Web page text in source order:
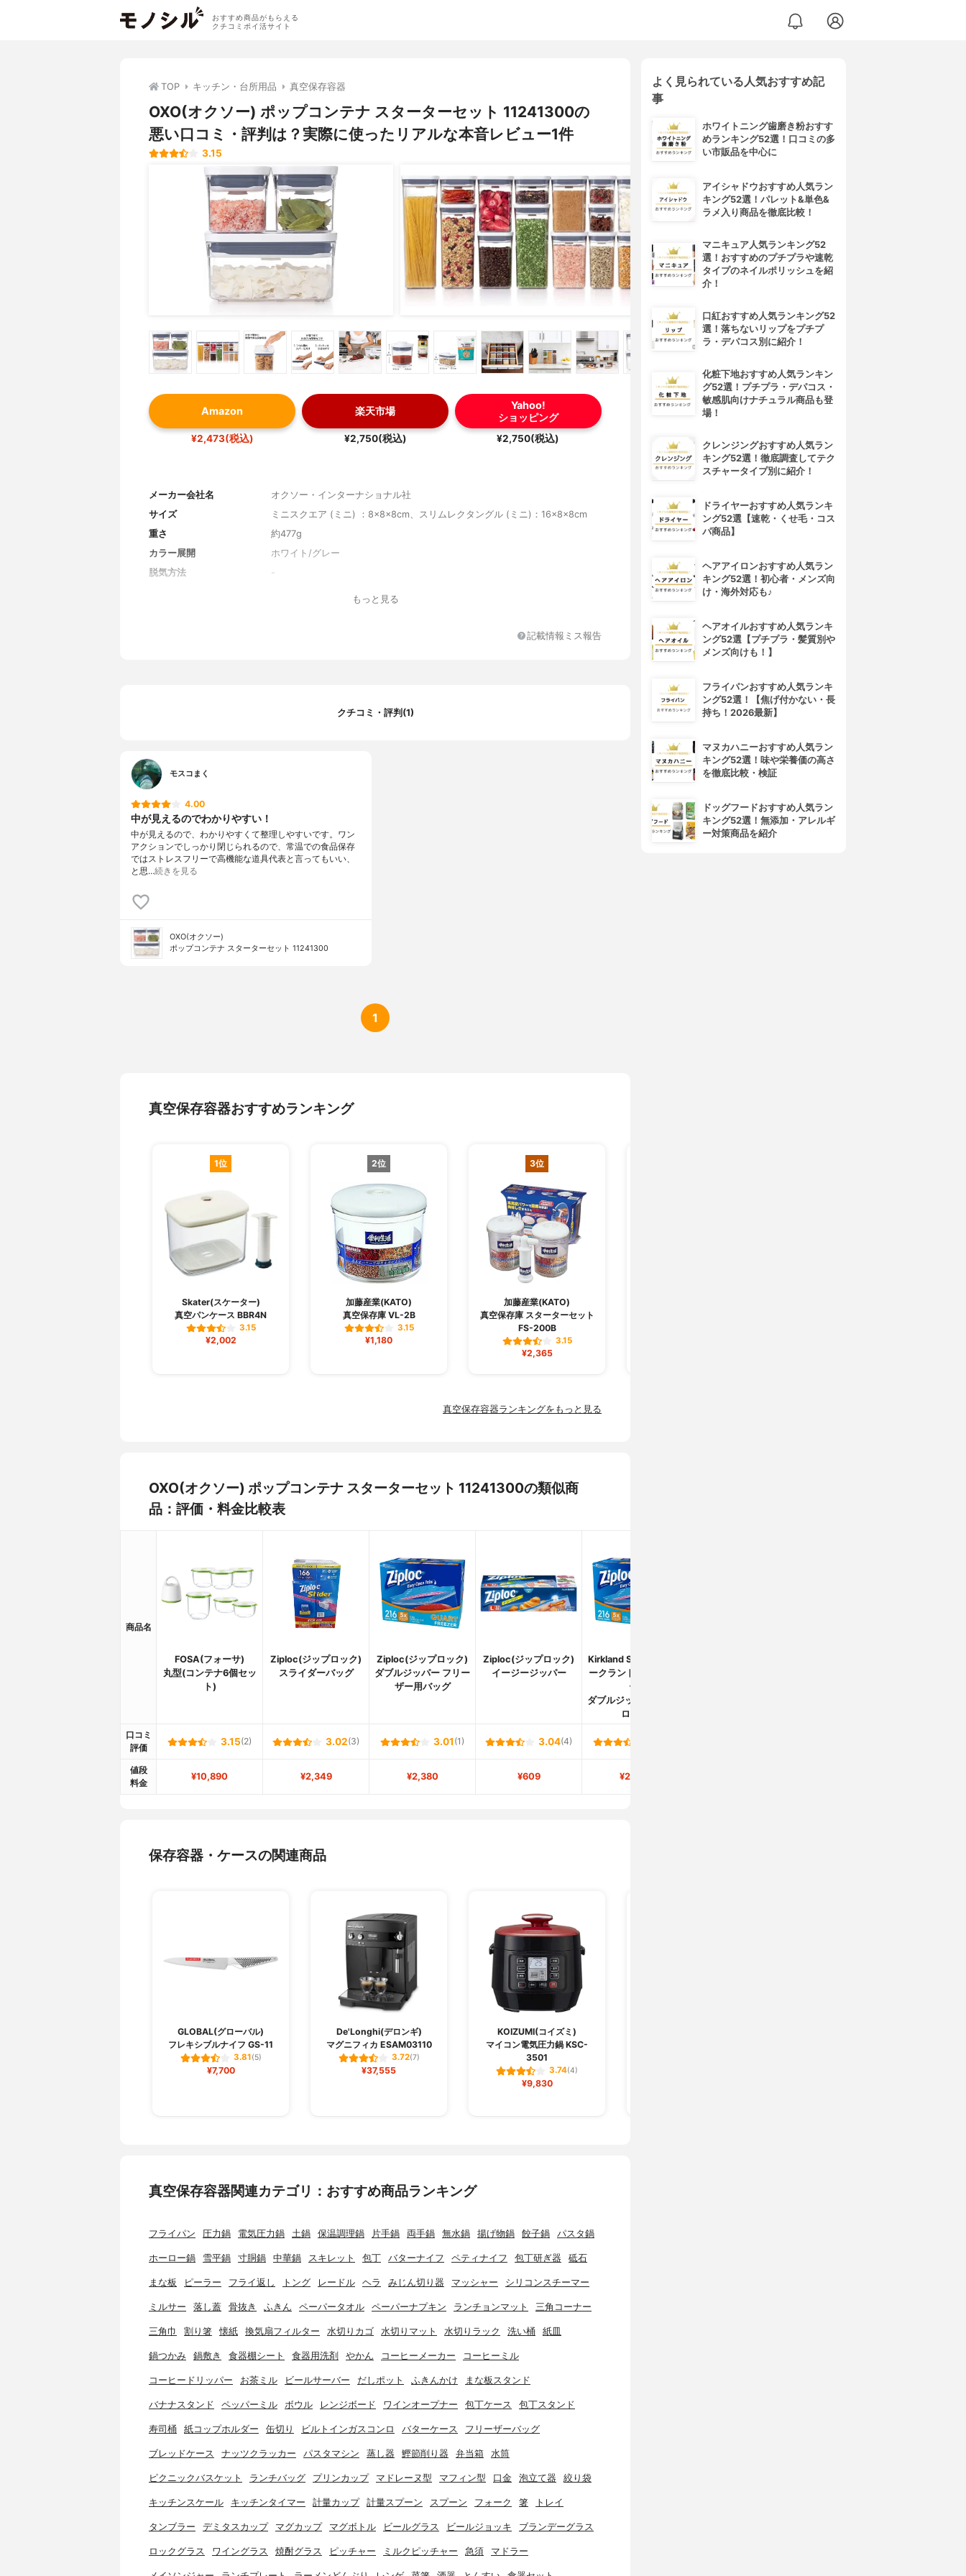
おすすめ商品がもらえる
クチコミポイ活サイト
TOP キッチン・台所用品 真空保存容器
OXO(オクソー) ポップコンテナ スターターセット 11241300の
悪い口コミ・評判は？実際に使ったリアルな本音レビュー1件
3.15
Amazon
¥2,473(税込)
楽天市場
¥2,750(税込)
Yahoo!
ショッピング
¥2,750(税込)
メーカー会社名
オクソー・インターナショナル社
サイズ
ミニスクエア (ミニ) ：8×8×8cm、スリムレクタングル (ミニ)：16×8×8cm
重さ
約477g
カラー展開
ホワイト/グレー
脱気方法
容器：AS樹脂、フタ：ABS樹脂・ポリアセタール・ステンレス鋼・ポリプロピ
レン・シリコーンゴム
もっと見る
記載情報ミス報告
クチコミ・評判(1)
モスコまく
4.00
中が見えるのでわかりやすい！
中が見えるので、わかりやすくて整理しやすいです。ワン
アクションでしっかり閉じられるので、常温での食品保存
ではストレスフリーで高機能な道具代表と言ってもいい、
と思…続きを見る
OXO(オクソー)
ポップコンテナ スターターセット 11241300
1
真空保存容器おすすめランキング
1位
Skater(スケーター)
真空パンケース BBR4N
3.15
¥2,002
2位
加藤産業(KATO)
真空保存庫 VL-2B
3.15
¥1,180
3位
加藤産業(KATO)
真空保存庫 スターターセット
FS-200B
3.15
¥2,365
真空保存容器ランキングをもっと見る
OXO(オクソー) ポップコンテナ スターターセット 11241300の類似商
品：評価・料金比較表
商品名
FOSA(フォーサ)
丸型(コンテナ6個セッ
ト)
Ziploc(ジップロック)
スライダーバッグ
Ziploc(ジップロック)
ダブルジッパー フリー
ザー用バッグ
Ziploc(ジップロック)
イージージッパー
Kirkland Signature(カ
ークランドシグネチャ
ー)
ダブルジッパー ジップ
ロック
口コミ
評価
3.15(2) 3.02(3) 3.01 (1) 3.04(4)
値段
料金
¥10,890 ¥2,349 ¥2,380 ¥609 ¥2,980
保存容器・ケースの関連商品
GLOBAL(グローバル)
フレキシブルナイフ GS-11
3.81(5)
¥7,700
De'Longhi(デロンギ)
マグニフィカ ESAM03110
3.72(7)
¥37,555
KOIZUMI(コイズミ)
マイコン電気圧力鍋 KSC-
3501
3.74(4)
¥9,830
真空保存容器関連カテゴリ：おすすめ商品ランキング
フライパン 圧力鍋 電気圧力鍋 土鍋 保温調理鍋 片手鍋 両手鍋 無水鍋 揚げ物鍋 餃子鍋 パスタ鍋
ホーロー鍋 雪平鍋 寸胴鍋 中華鍋 スキレット 包丁 バターナイフ ペティナイフ 包丁研ぎ器 砥石
まな板 ピーラー フライ返し トング レードル ヘラ みじん切り器 マッシャー シリコンスチーマー
ミルサー 落し蓋 骨抜き ふきん ペーパータオル ペーパーナプキン ランチョンマット 三角コーナー
三角巾 割り箸 懐紙 換気扇フィルター 水切りカゴ 水切りマット 水切りラック 洗い桶 紙皿
鍋つかみ 鍋敷き 食器棚シート 食器用洗剤 やかん コーヒーメーカー コーヒーミル
コーヒードリッパー お茶ミル ビールサーバー だしポット ふきんかけ まな板スタンド
バナナスタンド ペッパーミル ボウル レンジボード ワインオープナー 包丁ケース 包丁スタンド
寿司桶 紙コップホルダー 缶切り ビルトインガスコンロ バターケース フリーザーバッグ
ブレッドケース ナッツクラッカー パスタマシン 蒸し器 鰹節削り器 弁当箱 水筒
ピクニックバスケット ランチバッグ プリンカップ マドレーヌ型 マフィン型 口金 泡立て器 絞り袋
キッチンスケール キッチンタイマー 計量カップ 計量スプーン スプーン フォーク 箸 トレイ
タンブラー デミタスカップ マグカップ マグボトル ビールグラス ビールジョッキ ブランデーグラス
ロックグラス ワイングラス 焼酎グラス ピッチャー ミルクピッチャー 急須 マドラー
よく見られている人気おすすめ記
事
ホワイトニング歯磨き粉おすす
めランキング52選！口コミの多
い市販品を中心に
アイシャドウおすすめ人気ラン
キング52選！パレット&単色&
ラメ入り商品を徹底比較！
マニキュア人気ランキング52
選！おすすめのプチプラや速乾
タイプのネイルポリッシュを紹
介！
口紅おすすめ人気ランキング52
選！落ちないリップをプチプ
ラ・デパコス別に紹介！
化粧下地おすすめ人気ランキン
グ52選！プチプラ・デパコス・
敏感肌向けナチュラル商品も登
場！
クレンジングおすすめ人気ラン
キング52選！徹底調査してテク
スチャータイプ別に紹介！
ドライヤーおすすめ人気ランキ
ング52選【速乾・くせ毛・コス
パ商品】
ヘアアイロンおすすめ人気ラン
キング52選！初心者・メンズ向
け・海外対応も♪
ヘアオイルおすすめ人気ランキ
ング52選【プチプラ・髪質別や
メンズ向けも！】
フライパンおすすめ人気ランキ
ング52選！【焦げ付かない・長
持ち！2026最新】
マヌカハニーおすすめ人気ラン
キング52選！味や栄養価の高さ
を徹底比較・検証
ドッグフードおすすめ人気ラン
キング52選！無添加・アレルギ
ー対策商品を紹介